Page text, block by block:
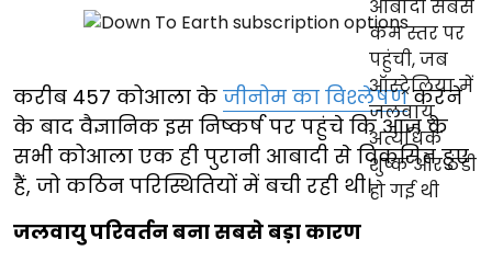
करीब 457 कोआला के जीनोम का विश्लेषणकरने
के बाद वैज्ञानिक इस निष्कर्ष पर पहुंचे कि आज के
सभी कोआला एक ही पुरानी आबादी से विकसित हुए
हैं, जो कठिन परिस्थितियों में बची रही थी।
जलवायु परिवर्तन बना सबसे बड़ा कारण